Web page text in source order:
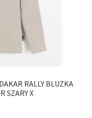
RALLY BLUZKA
SZARY X